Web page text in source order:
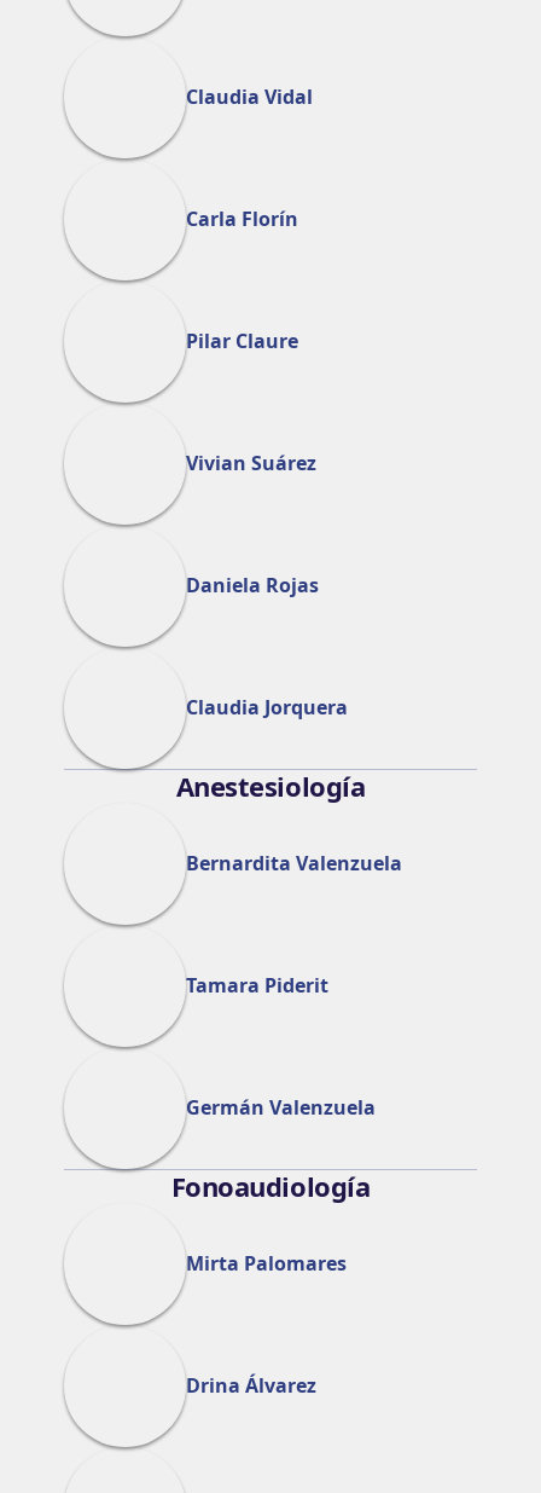
Claudia Vidal
Carla Florín
Pilar Claure
Vivian Suárez
Daniela Rojas
Claudia Jorquera
Anestesiología
Bernardita Valenzuela
Tamara Piderit
Germán Valenzuela
Fonoaudiología
Mirta Palomares
Drina Álvarez